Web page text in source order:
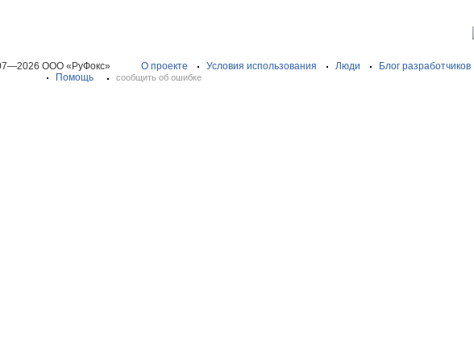
ООО «РуФокс» О проекте Условия использования Люди Блог разработчиков
Помощь
сообщить об ошибке